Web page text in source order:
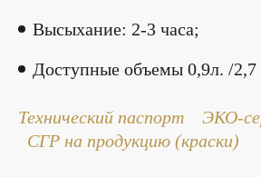
Высыхание: 2-3 часа;
Доступные объемы 0,9л. /2,7
Технический паспорт
ЭКО-
СГР на продукцию (краски)